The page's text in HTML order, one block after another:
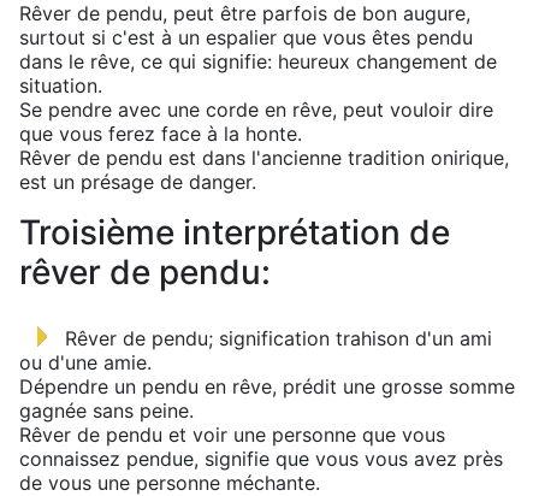
Rêver de pendu, peut être parfois de bon augure,
surtout si c'est à un espalier que vous êtes pendu
dans le rêve, ce qui signifie: heureux changement de
situation.
Se pendre avec une corde en rêve, peut vouloir dire
que vous ferez face à la honte.
Rêver de pendu est dans l'ancienne tradition onirique,
est un présage de danger.
Troisième interprétation de
rêver de pendu:
Rêver de pendu; signification trahison d'un ami
ou d'une amie.
Dépendre un pendu en rêve, prédit une grosse somme
gagnée sans peine.
Rêver de pendu et voir une personne que vous
connaissez pendue, signifie que vous vous avez près
de vous une personne méchante.